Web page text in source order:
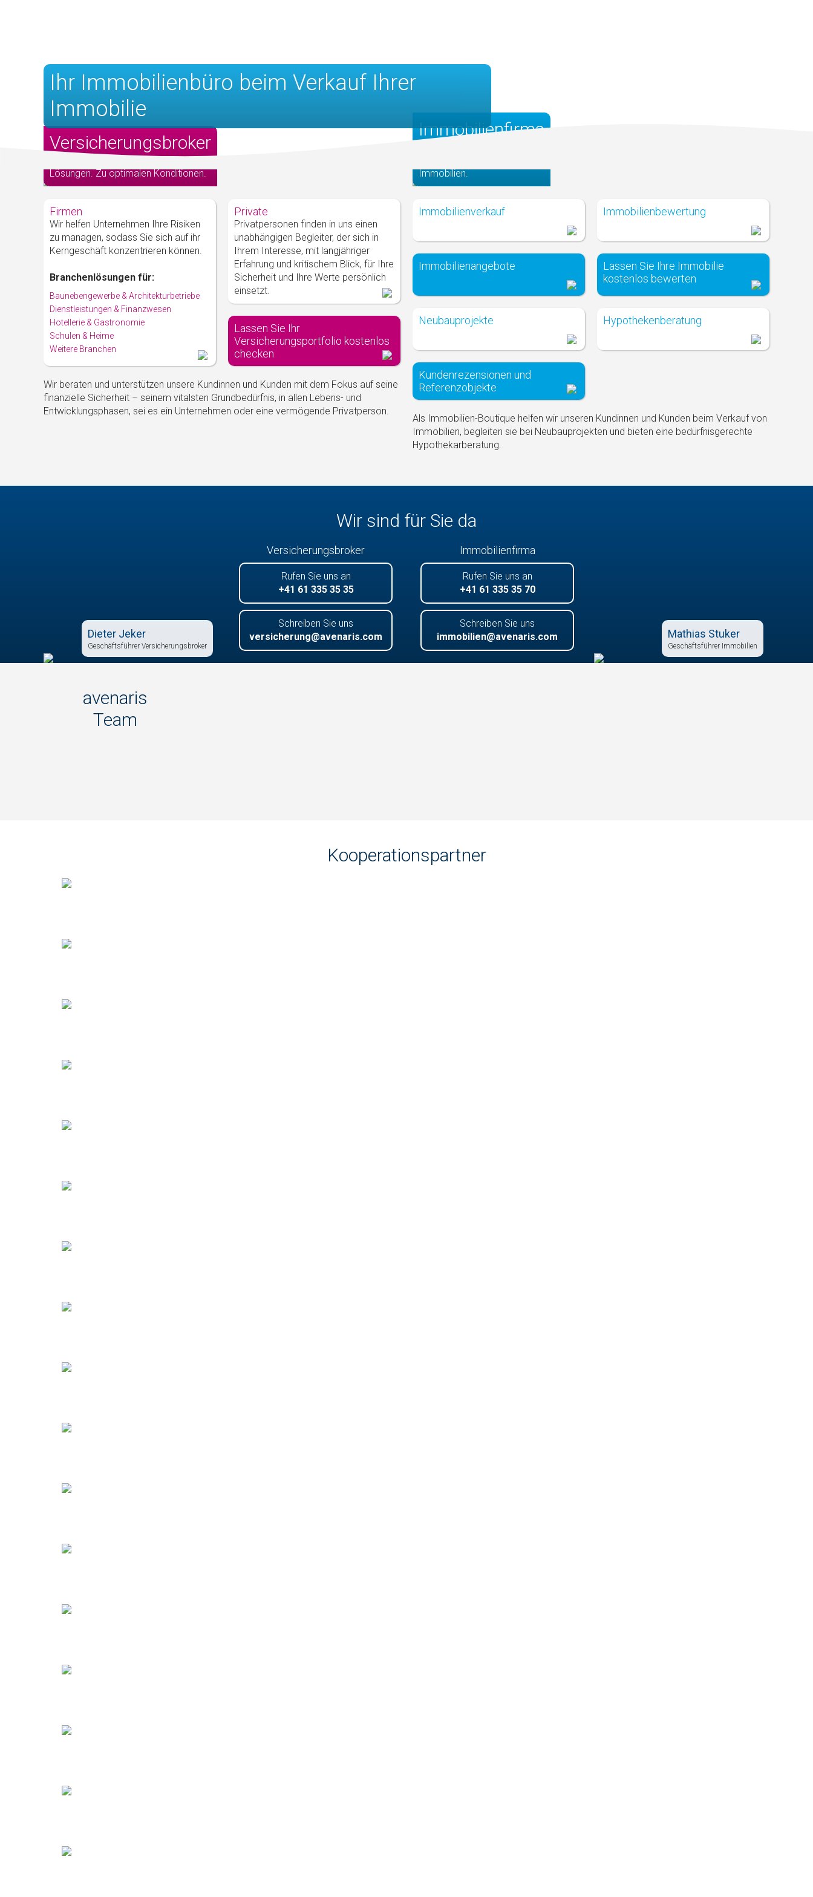
Ihr Immobilienbüro beim Verkauf Ihrer
Immobilie
Versicherungsbroker
Individuelle, massgeschneiderte
Lösungen. Zu optimalen Konditionen.
Firmen
Wir helfen Unternehmen Ihre Risiken
zu managen, sodass Sie sich auf ihr
Kerngeschäft konzentrieren können.
Branchenlösungen für:
Baunebengewerbe & Architekturbetriebe
Dienstleistungen & Finanzwesen
Hotellerie & Gastronomie
Schulen & Heime
Weitere Branchen
Private
Privatpersonen finden in uns einen
unabhängigen Begleiter, der sich in
Ihrem Interesse, mit langjähriger
Erfahrung und kritischem Blick, für Ihre
Sicherheit und Ihre Werte persönlich
einsetzt.
Lassen Sie Ihr
Versicherungsportfolio kostenlos
checken
Wir beraten und unterstützen unsere Kundinnen und Kunden mit dem Fokus auf seine
finanzielle Sicherheit – seinem vitalsten Grundbedürfnis, in allen Lebens- und
Entwicklungsphasen, sei es ein Unternehmen oder eine vermögende Privatperson.
Immobilienfirma
Immobilien.
Immobilienverkauf Immobilienbewertung
Immobilienangebote
Lassen Sie Ihre Immobilie
kostenlos bewerten
Neubauprojekte Hypothekenberatung
Kundenrezensionen und
Referenzobjekte
Als Immobilien-Boutique helfen wir unseren Kundinnen und Kunden beim Verkauf von
Immobilien, begleiten sie bei Neubauprojekten und bieten eine bedürfnisgerechte
Hypothekarberatung.
Dieter Jeker
Geschäftsführer Versicherungsbroker
Wir sind für Sie da
Versicherungsbroker
Rufen Sie uns an
+41 61 335 35 35
Schreiben Sie uns
versicherung@avenaris.com
Immobilienfirma
Rufen Sie uns an
+41 61 335 35 70
Schreiben Sie uns
immobilien@avenaris.com
Mathias Stuker
Geschäftsführer Immobilien
avenaris
Team
Kooperationspartner